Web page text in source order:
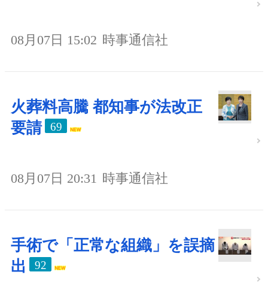
08月07日 15:02 時事通信社
火葬料高騰 都知事が法改正
要請
69
08月07日 20:31 時事通信社
手術で「正常な組織」を誤摘
出
92